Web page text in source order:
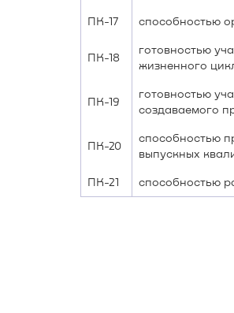
ПК-17 способностью
ПК-18
готовностью
жизненного
ПК-19
готовностью
создаваемого
ПК-20
способностью
выпускных
ПК-21 способностью